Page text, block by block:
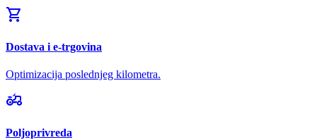
shopping_cart
Dostava i e-trgovina
Optimizacija poslednjeg kilometra.
agriculture
Poljoprivreda